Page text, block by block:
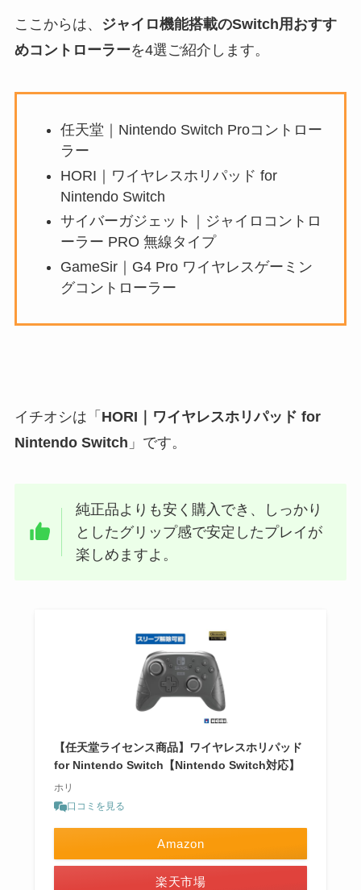
ここからは、
ジャイロ機能搭載のSwitch用おすす
めコントローラーを4選ご紹介します。
任天堂｜Nintendo Switch Proコントロー
ラー
HORI｜ワイヤレスホリパッド for
Nintendo Switch
サイバーガジェット｜ジャイロコントロ
ーラー PRO 無線タイプ
GameSir｜G4 Pro ワイヤレスゲーミン
グコントローラー
イチオシは「 HORI｜ワイヤレスホリパッド for
Nintendo Switch 」です。
純正品よりも安く購入でき、しっかり
としたグリップ感で安定したプレイが
楽しめますよ。
【任天堂ライセンス商品】ワイヤレスホリパッド
for Nintendo Switch【Nintendo Switch対応】
ホリ
口コミを見る
Amazon
楽天市場